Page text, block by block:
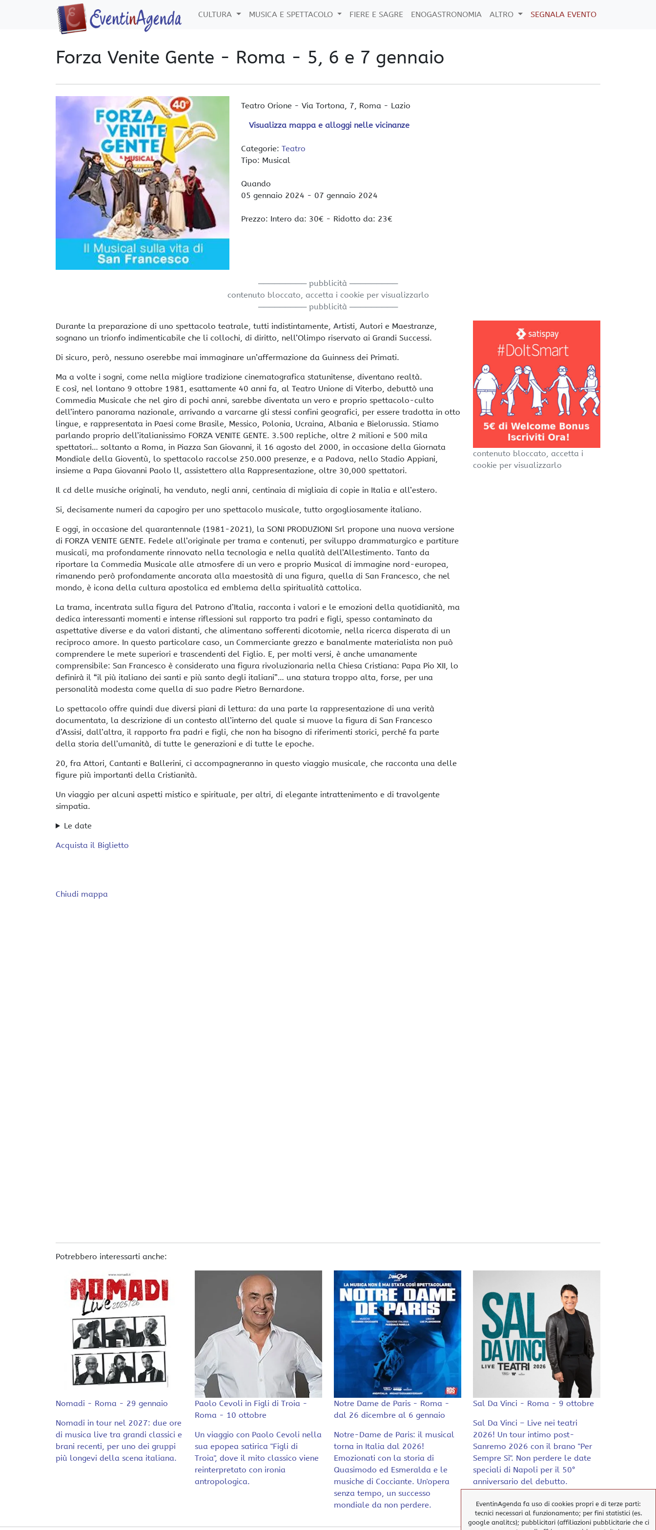
CULTURA MUSICA E SPETTACOLO FIERE E SAGRE ENOGASTRONOMIA ALTRO SEGNALA EVENTO
Forza Venite Gente - Roma - 5, 6 e 7 gennaio
Teatro Orione - Via Tortona, 7, Roma - Lazio
Visualizza mappa e alloggi nelle vicinanze
Categorie: Teatro
Tipo: Musical
Quando
05 gennaio 2024 - 07 gennaio 2024
Prezzo: Intero da: 30€ - Ridotto da: 23€
───────── pubblicità ─────────
contenuto bloccato, accetta i cookie per visualizzarlo
───────── pubblicità ─────────
Durante la preparazione di uno spettacolo teatrale, tutti indistintamente, Artisti, Autori e Maestranze,
sognano un trionfo indimenticabile che li collochi, di diritto, nell’Olimpo riservato ai Grandi Successi.
Di sicuro, però, nessuno oserebbe mai immaginare un’affermazione da Guinness dei Primati.
Ma a volte i sogni, come nella migliore tradizione cinematografica statunitense, diventano realtà.
E così, nel lontano 9 ottobre 1981, esattamente 40 anni fa, al Teatro Unione di Viterbo, debuttò una
Commedia Musicale che nel giro di pochi anni, sarebbe diventata un vero e proprio spettacolo-culto
dell’intero panorama nazionale, arrivando a varcarne gli stessi confini geografici, per essere tradotta in otto
lingue, e rappresentata in Paesi come Brasile, Messico, Polonia, Ucraina, Albania e Bielorussia. Stiamo
parlando proprio dell’italianissimo FORZA VENITE GENTE. 3.500 repliche, oltre 2 milioni e 500 mila
spettatori… soltanto a Roma, in Piazza San Giovanni, il 16 agosto del 2000, in occasione della Giornata
Mondiale della Gioventù, lo spettacolo raccolse 250.000 presenze, e a Padova, nello Stadio Appiani,
insieme a Papa Giovanni Paolo ll, assistettero alla Rappresentazione, oltre 30,000 spettatori.
Il cd delle musiche originali, ha venduto, negli anni, centinaia di migliaia di copie in Italia e all’estero.
Si, decisamente numeri da capogiro per uno spettacolo musicale, tutto orgogliosamente italiano.
E oggi, in occasione del quarantennale (1981-2021), la SONI PRODUZIONI Srl propone una nuova versione
di FORZA VENITE GENTE. Fedele all’originale per trama e contenuti, per sviluppo drammaturgico e partiture
musicali, ma profondamente rinnovato nella tecnologia e nella qualità dell’Allestimento. Tanto da
riportare la Commedia Musicale alle atmosfere di un vero e proprio Musical di immagine nord-europea,
rimanendo però profondamente ancorata alla maestosità di una figura, quella di San Francesco, che nel
mondo, è icona della cultura apostolica ed emblema della spiritualità cattolica.
La trama, incentrata sulla figura del Patrono d’Italia, racconta i valori e le emozioni della quotidianità, ma
dedica interessanti momenti e intense riflessioni sul rapporto tra padri e figli, spesso contaminato da
aspettative diverse e da valori distanti, che alimentano sofferenti dicotomie, nella ricerca disperata di un
reciproco amore. In questo particolare caso, un Commerciante grezzo e banalmente materialista non può
comprendere le mete superiori e trascendenti del Figlio. E, per molti versi, è anche umanamente
comprensibile: San Francesco è considerato una figura rivoluzionaria nella Chiesa Cristiana: Papa Pio XII, lo
definirà il “il più italiano dei santi e più santo degli italiani”… una statura troppo alta, forse, per una
personalità modesta come quella di suo padre Pietro Bernardone.
Lo spettacolo offre quindi due diversi piani di lettura: da una parte la rappresentazione di una verità
documentata, la descrizione di un contesto all’interno del quale si muove la figura di San Francesco
d’Assisi, dall’altra, il rapporto fra padri e figli, che non ha bisogno di riferimenti storici, perché fa parte
della storia dell’umanità, di tutte le generazioni e di tutte le epoche.
20, fra Attori, Cantanti e Ballerini, ci accompagneranno in questo viaggio musicale, che racconta una delle
figure più importanti della Cristianità.
Un viaggio per alcuni aspetti mistico e spirituale, per altri, di elegante intrattenimento e di travolgente
simpatia.
Le date
Acquista il Biglietto
contenuto bloccato, accetta i
cookie per visualizzarlo
Chiudi mappa
Potrebbero interessarti anche:
Nomadi - Roma - 29 gennaio
Nomadi in tour nel 2027: due ore
di musica live tra grandi classici e
brani recenti, per uno dei gruppi
più longevi della scena italiana.
Paolo Cevoli in Figli di Troia -
Roma - 10 ottobre
Un viaggio con Paolo Cevoli nella
sua epopea satirica "Figli di
Troia", dove il mito classico viene
reinterpretato con ironia
antropologica.
Notre Dame de Paris - Roma -
dal 26 dicembre al 6 gennaio
Notre-Dame de Paris: il musical
torna in Italia dal 2026!
Emozionati con la storia di
Quasimodo ed Esmeralda e le
musiche di Cocciante. Un'opera
senza tempo, un successo
mondiale da non perdere.
Sal Da Vinci - Roma - 9 ottobre
Sal Da Vinci – Live nei teatri
2026! Un tour intimo post-
Sanremo 2026 con il brano "Per
Sempre Sì". Non perdere le date
speciali di Napoli per il 50°
anniversario del debutto.
EventinAgenda fa uso di cookies propri e di terze parti:
tecnici necessari al funzionamento; per fini statistici (es.
google analitcs); pubblicitari (affiliazioni pubblicitarie che ci